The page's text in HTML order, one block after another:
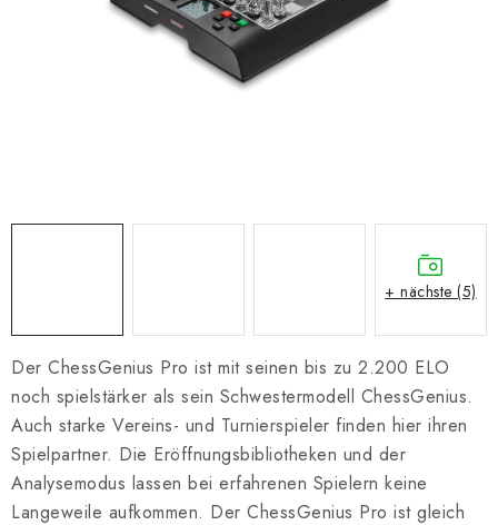
SCHACH-MERCH
Der ChessGenius Pro ist mit seinen bis zu 2.200 ELO
noch spielstärker als sein Schwestermodell ChessGenius.
Auch starke Vereins- und Turnierspieler finden hier ihren
Spielpartner. Die Eröffnungsbibliotheken und der
Analysemodus lassen bei erfahrenen Spielern keine
Langeweile aufkommen. Der ChessGenius Pro ist gleich
+ nächste (5)